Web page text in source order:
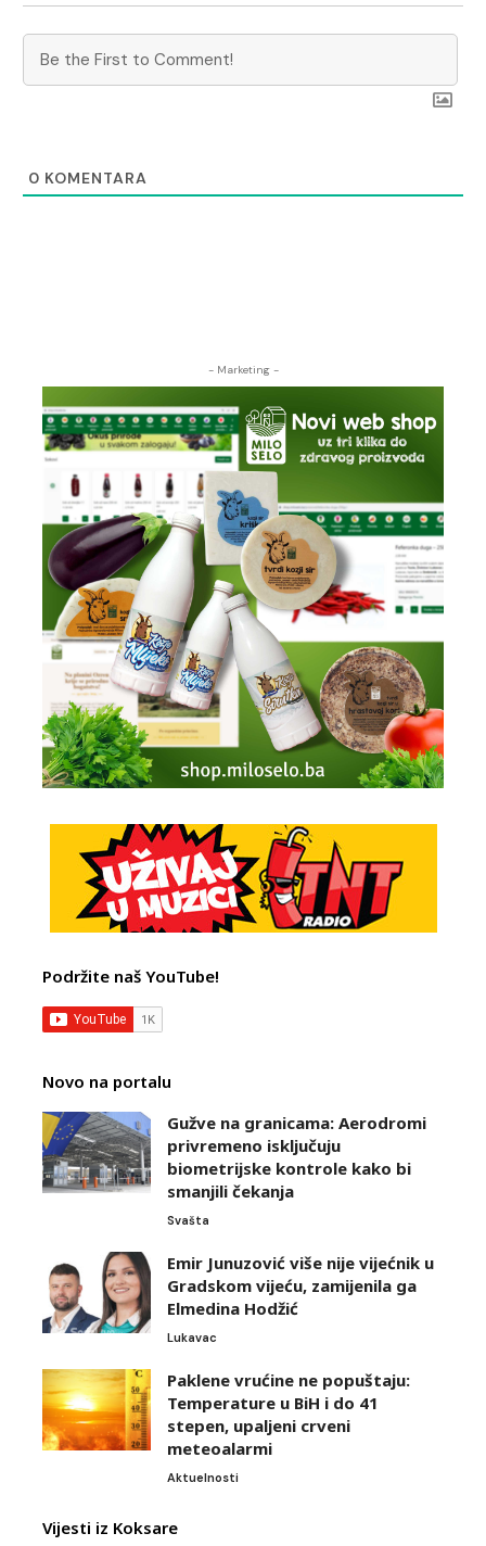
0 KOMENTARA
- Marketing -
Podržite naš YouTube!
Novo na portalu
Gužve na granicama: Aerodromi
privremeno isključuju
biometrijske kontrole kako bi
smanjili čekanja
Svašta
Emir Junuzović više nije vijećnik u
Gradskom vijeću, zamijenila ga
Elmedina Hodžić
Lukavac
Paklene vrućine ne popuštaju:
Temperature u BiH i do 41
stepen, upaljeni crveni
meteoalarmi
Aktuelnosti
Vijesti iz Koksare